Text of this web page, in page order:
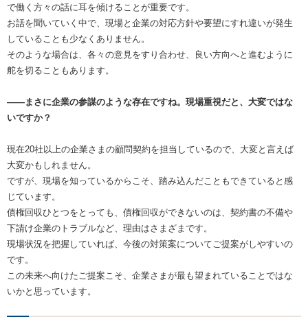
で働く方々の話に耳を傾けることが重要です。
お話を聞いていく中で、現場と企業の対応方針や要望にすれ違いが発生
していることも少なくありません。
そのような場合は、各々の意見をすり合わせ、良い方向へと進むように
舵を切ることもあります。
――まさに企業の参謀のような存在ですね。現場重視だと、大変ではな
いですか？
現在20社以上の企業さまの顧問契約を担当しているので、大変と言えば
大変かもしれません。
ですが、現場を知っているからこそ、踏み込んだこともできていると感
じています。
債権回収ひとつをとっても、債権回収ができないのは、契約書の不備や
下請け企業のトラブルなど、理由はさまざまです。
現場状況を把握していれば、今後の対策案についてご提案がしやすいの
です。
この未来へ向けたご提案こそ、企業さまが最も望まれていることではな
いかと思っています。